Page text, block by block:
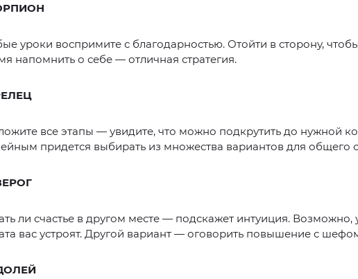
уроки воспримите с благодарностью. Отойти в сторону,
напомнить о себе — отличная стратегия.
все этапы — увидите, что можно подкрутить до нужной
придется выбирать из множества вариантов для общего
ли счастье в другом месте — подскажет интуиция. Возможно,
вас устроят. Другой вариант — оговорить повышение с